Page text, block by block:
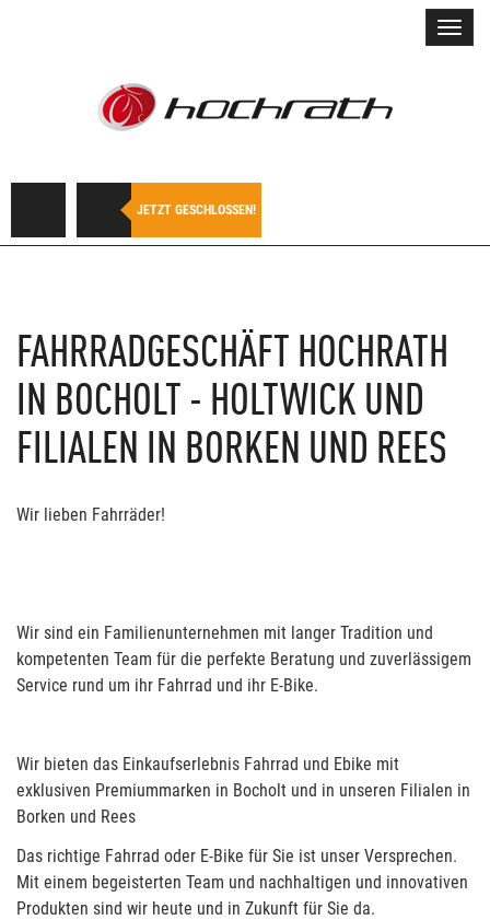
JETZT GESCHLOSSEN!
FAHRRADGESCHÄFT HOCHRATH
IN BOCHOLT - HOLTWICK UND
FILIALEN IN BORKEN UND REES
Wir lieben Fahrräder!
Wir sind ein Familienunternehmen mit langer Tradition und
kompetenten Team für die perfekte Beratung und zuverlässigem
Service rund um ihr Fahrrad und ihr E-Bike.
Wir bieten das Einkaufserlebnis Fahrrad und Ebike mit
exklusiven Premiummarken in Bocholt und in unseren Filialen in
Borken und Rees
Das richtige Fahrrad oder E-Bike für Sie ist unser Versprechen.
Mit einem begeisterten Team und nachhaltigen und innovativen
Produkten sind wir heute und in Zukunft für Sie da.